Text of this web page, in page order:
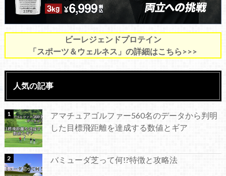
ビーレジェンドプロテイン
「スポーツ＆ウェルネス」の詳細はこちら>>>
人気の記事
アマチュアゴルファー560名のデータから判明
した目標飛距離を達成する数値とギア
バミューダ芝って何!?特徴と攻略法